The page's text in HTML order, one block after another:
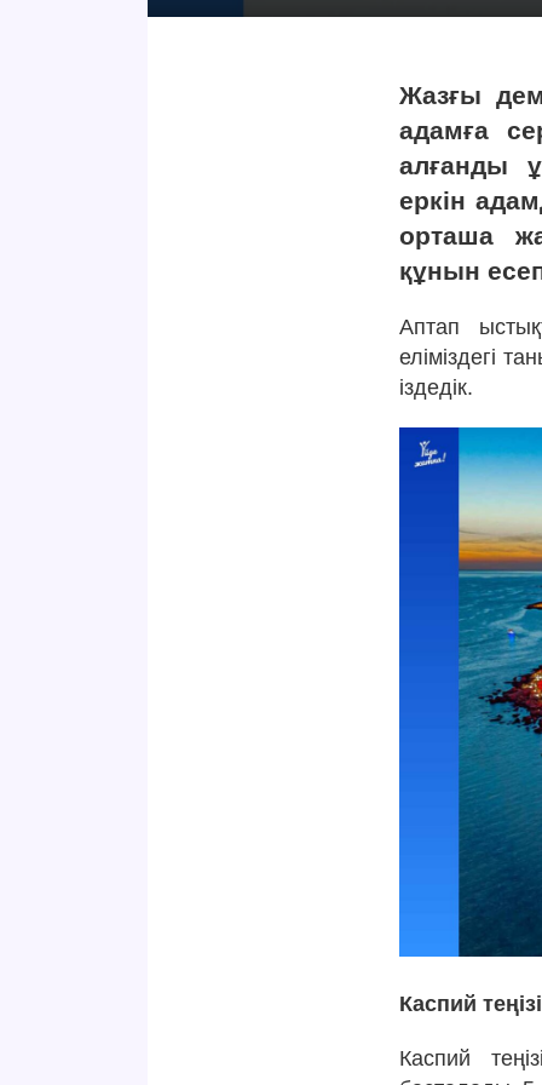
Жазғы
адамға
алғанды
еркін
орташа
құнын
Аптап
еліміздегі
іздедік.
Каспий теңізі
Каспий